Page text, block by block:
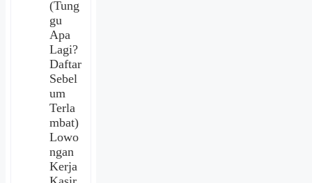
(Tung
gu
Apa
Lagi?
Daftar
Sebel
um
Terla
mbat)
Lowo
ngan
Kerja